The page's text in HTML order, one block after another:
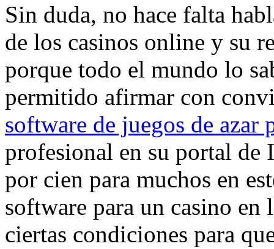
Sin duda, no hace falta
de los casinos online y su
porque todo el mundo lo
permitido afirmar con
software de juegos de azar
profesional en su portal de
por cien para muchos en
software para un casino
ciertas condiciones para